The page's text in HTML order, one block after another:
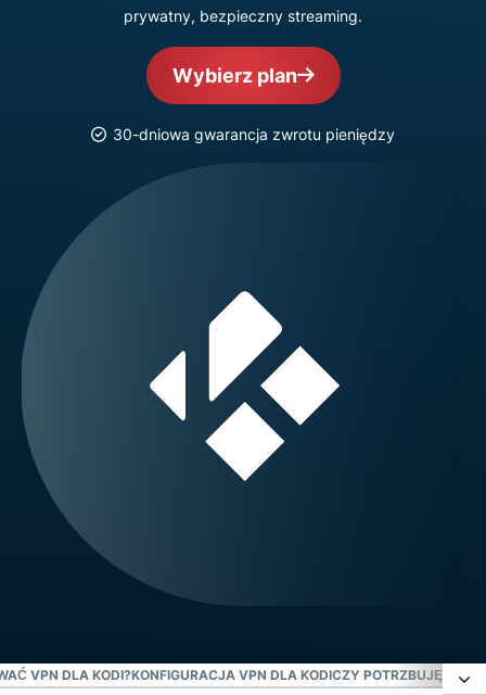
prywatny, bezpieczny streaming.
Wybierz plan
30-dniowa gwarancja zwrotu pieniędzy
VPN DLA KODI?KONFIGURACJA VPN DLA KODICZY POTRZBUJĘ VPN